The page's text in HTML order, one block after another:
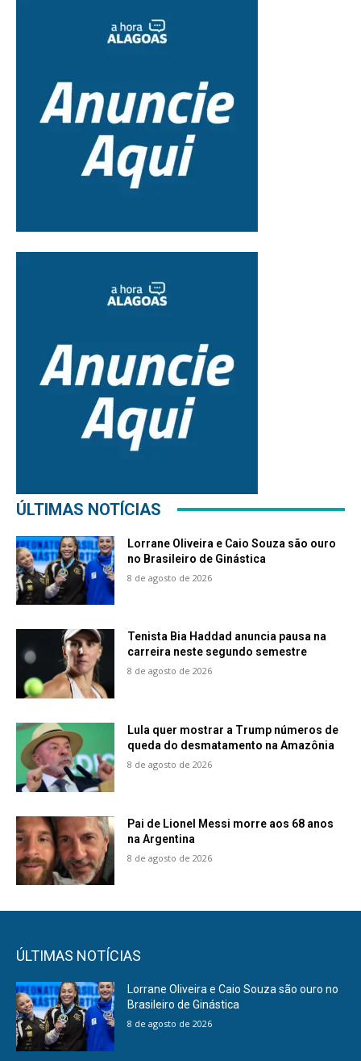
ÚLTIMAS NOTÍCIAS
Lorrane Oliveira e Caio Souza são ouro
no Brasileiro de Ginástica
8 de agosto de 2026
Tenista Bia Haddad anuncia pausa na
carreira neste segundo semestre
8 de agosto de 2026
Lula quer mostrar a Trump números de
queda do desmatamento na Amazônia
8 de agosto de 2026
Pai de Lionel Messi morre aos 68 anos
na Argentina
8 de agosto de 2026
ÚLTIMAS NOTÍCIAS
Lorrane Oliveira e Caio Souza são ouro no
Brasileiro de Ginástica
8 de agosto de 2026